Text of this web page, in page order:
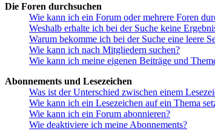
Die Foren durchsuchen
Wie kann ich ein Forum oder mehrere Foren
Weshalb erhalte ich bei der Suche keine
Warum bekomme ich bei der Suche eine leere
Wie kann ich nach Mitgliedern suchen?
Wie kann ich meine eigenen Beiträge und
Abonnements und Lesezeichen
Was ist der Unterschied zwischen einem
Wie kann ich ein Lesezeichen auf ein Thema
Wie kann ich ein Forum abonnieren?
Wie deaktiviere ich meine Abonnements?